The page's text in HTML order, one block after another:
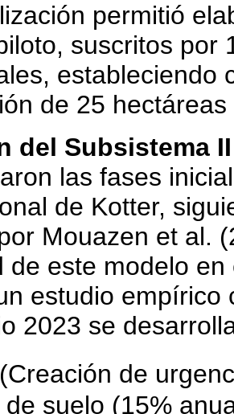
permitió
suscritos por
estableciendo
de 25
del Subsistema
las fases
de Kotter,
Mouazen et al.
de este modelo
estudio
2023 se
de